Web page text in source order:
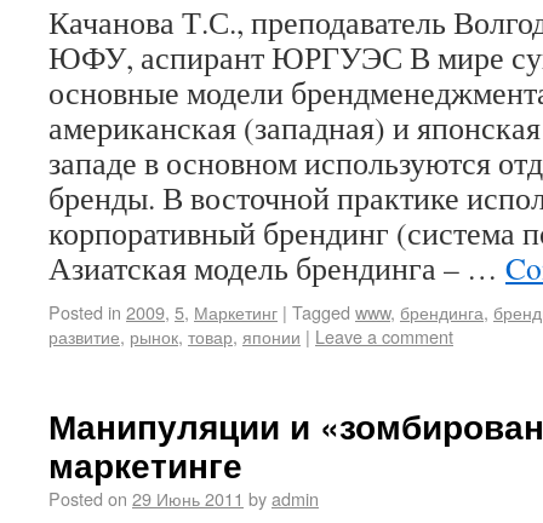
Качанова Т.С., преподаватель
ЮФУ, аспирант ЮРГУЭС В мире
основные модели
американская (западная) и
западе в основном используются
бренды. В восточной практике
корпоративный брендинг (система
Азиатская модель брендинга – …
Posted in 2009, 5, Маркетинг | Tagged www, брендинга,
развитие, рынок, товар, японии | Leave a comment
Манипуляции и
маркетинге
Posted on 29 Июнь 2011 byadmin